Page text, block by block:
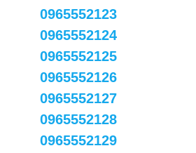
0965552123
0965552124
0965552125
0965552126
0965552127
0965552128
0965552129